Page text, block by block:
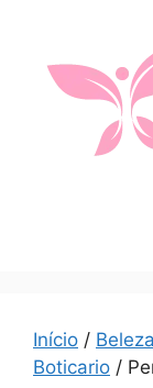
Início / Beleza
Boticario /